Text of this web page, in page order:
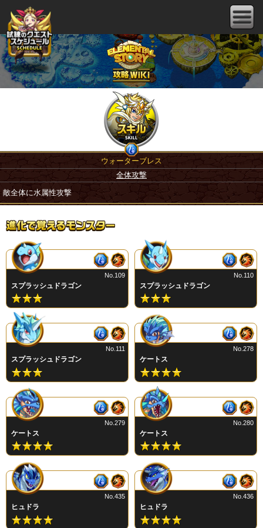
ウォーターブレス
全体攻撃
敵全体に水属性攻撃
スプラッシュドラゴン
No.109
スプラッシュドラゴン
No.110
スプラッシュドラゴン
No.111
ケートス
No.278
ケートス
No.279
ケートス
No.280
ヒュドラ
No.435
ヒュドラ
No.436